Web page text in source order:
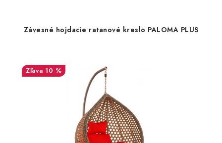
Závesné hojdacie ratanové kreslo PALOMA PLUS
10 %